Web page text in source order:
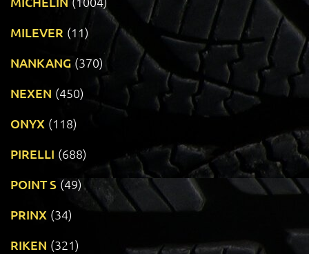
MILEVER (11)
NANKANG (370)
NEXEN (450)
ONYX (118)
PIRELLI (688)
POINT S (49)
PRINX (34)
RIKEN (321)